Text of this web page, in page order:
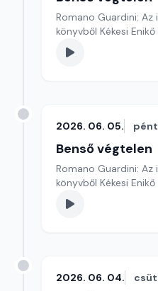
Romano Guardini:
2026. 06. 05.
Benső végtelen
Romano Guardini:
2026. 06. 04.